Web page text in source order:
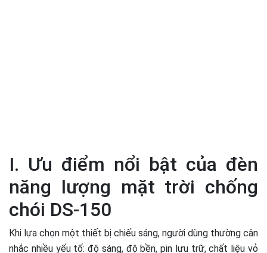
I. Ưu điểm nổi bật của đèn
năng lượng mặt trời chống
chói DS-150
Khi lựa chọn một thiết bị chiếu sáng, người dùng thường cân
nhắc nhiều yếu tố: độ sáng, độ bền, pin lưu trữ, chất liệu vỏ